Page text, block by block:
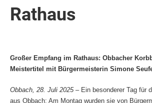
Rathaus
Großer Empfang im Rathaus: Obbacher
Meistertitel mit Bürgermeisterin Simone
Obbach, 28. Juli 2025– Ein besonderer Tag für
aus Obbach: Am Montag wurden sie von